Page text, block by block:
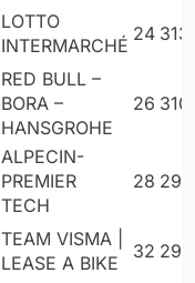
LOTTO
INTERMARCHÉ
24
RED BULL –
BORA –
HANSGROHE
26
ALPECIN-
PREMIER
TECH
28
TEAM VISMA |
LEASE A BIKE
32